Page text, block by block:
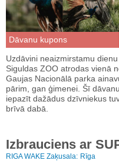
Dāvanu kupons
Uzdāvini neaizmirstamu
Siguldas ZOO atrodas vienā
Gaujas Nacionālā parka
pārim, gan ģimenei. Šī
iepazīt dažādus dzīvniekus
brīvā dabā.
Izbrauciens ar
RIGA WAKE Zaķusala: Rīga